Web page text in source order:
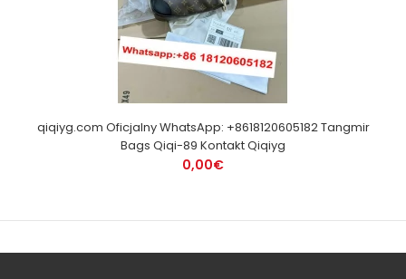
qiqiyg.com Oficjalny WhatsApp: +8618120605182 Tangmir
Bags Qiqi-89 Kontakt Qiqiyg
0,00€